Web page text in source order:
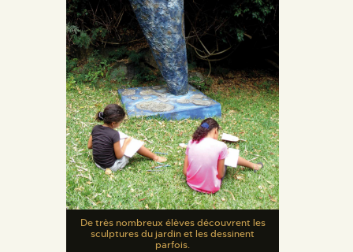
De très nombreux élèves découvrent les
sculptures du jardin et les dessinent
parfois.